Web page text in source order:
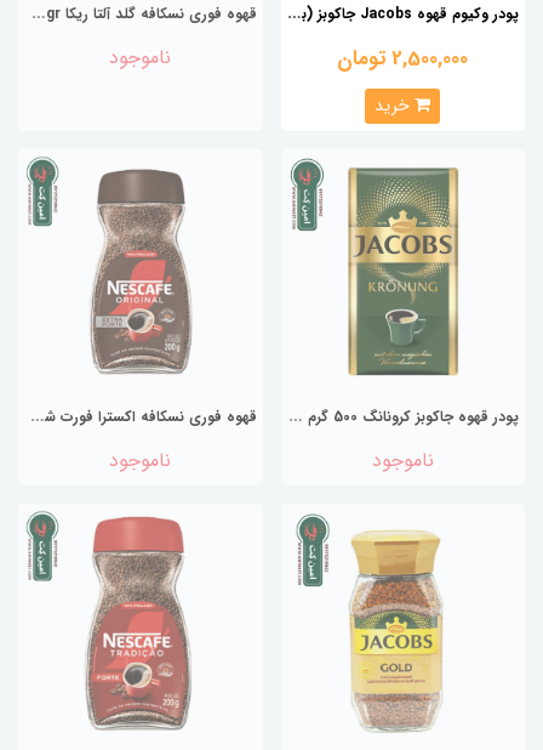
پ
ودر وکیوم قهوه Jacobs جاکوبز (بدون کافئین) 500 گرم آسیاب شده
2,500,000 تومان
خرید
ق
هوه فوری نسکافه گلد آلتا ریکا Nescafe Gold Alta Rica 100gr
ناموجود
پ
ودر قهوه جاکوبز کرونانگ 500 گرم JACOBS ا JACOBS kronung coffee 500 g
ناموجود
ق
هوه فوری نسکافه اکسترا فورت شيشه 200 گرم Nescafe مدل Extra Forte
ناموجود